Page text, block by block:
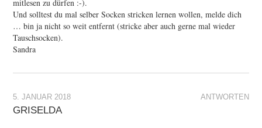
mitlesen zu dürfen :-).
Und solltest du mal selber Socken stricken lernen wollen, melde dich
… bin ja nicht so weit entfernt (stricke aber auch gerne mal wieder
Tauschsocken).
Sandra
ANTWORTEN
5. JANUAR 2018
GRISELDA